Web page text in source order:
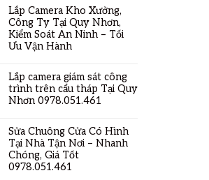
Lắp Camera Kho Xưởng,
Công Ty Tại Quy Nhơn,
Kiểm Soát An Ninh – Tối
Ưu Vận Hành
Lắp camera giám sát công
trình trên cẩu tháp Tại Quy
Nhơn 0978.051.461
Sửa Chuông Cửa Có Hình
Tại Nhà Tận Nơi – Nhanh
Chóng, Giá Tốt
0978.051.461